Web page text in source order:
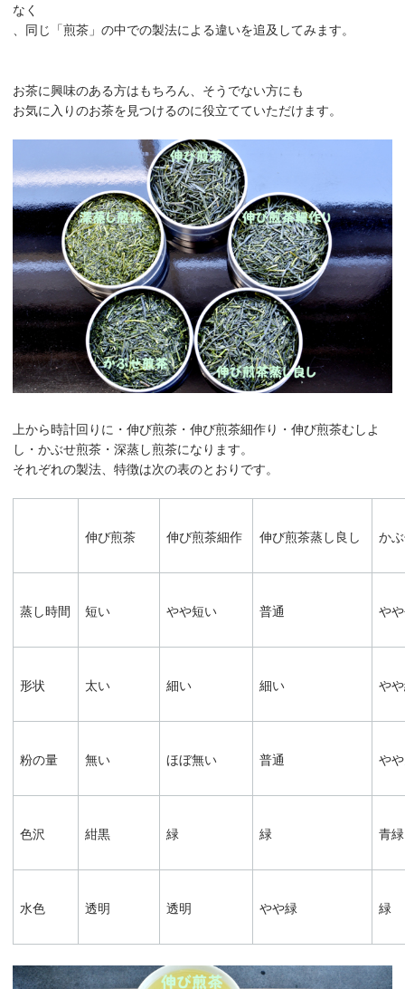
なく
、同じ「煎茶」の中での製法による違いを追及してみます。
お茶に興味のある方はもちろん、そうでない方にも
お気に入りのお茶を見つけるのに役立てていただけます。
上から時計回りに・伸び煎茶・伸び煎茶細作り・伸び煎茶むしよ
し・かぶせ煎茶・深蒸し煎茶になります。
それぞれの製法、特徴は次の表のとおりです。
伸び煎茶 伸び煎茶細作 伸び煎茶蒸し良し か
蒸し時間 短い やや短い 普通 や
形状 太い 細い 細い や
粉の量 無い ほぼ無い 普通 や
色沢 紺黒 緑 緑 青緑
水色 透明 透明 やや緑 緑